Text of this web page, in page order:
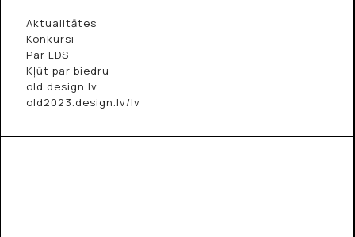
Aktualitātes
Konkursi
Par LDS
Kļūt par biedru
old.design.lv
old2023.design.lv/lv